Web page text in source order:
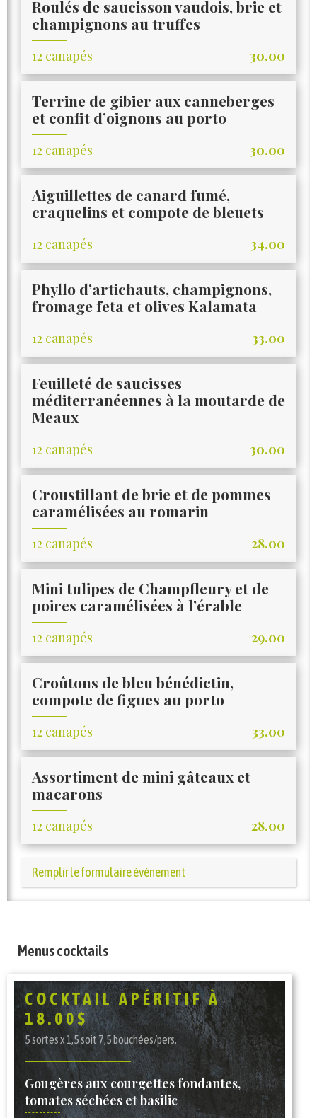
Roulés de saucisson vaudois, brie et
champignons au truffes
12 canapés 30.00
Terrine de gibier aux canneberges
et confit d’oignons au porto
12 canapés 30.00
Aiguillettes de canard fumé,
craquelins et compote de bleuets
12 canapés 34.00
Phyllo d’artichauts, champignons,
fromage feta et olives Kalamata
12 canapés 33.00
Feuilleté de saucisses
méditerranéennes à la moutarde de
Meaux
12 canapés 30.00
Croustillant de brie et de pommes
caramélisées au romarin
12 canapés 28.00
Mini tulipes de Champfleury et de
poires caramélisées à l’érable
12 canapés 29.00
Croûtons de bleu bénédictin,
compote de figues au porto
12 canapés 33.00
Assortiment de mini gâteaux et
macarons
12 canapés 28.00
Remplir le formulaire évènement
Menus cocktails
COCKTAIL APÉRITIF À
18.00$
5 sortes x 1,5 soit 7,5 bouchées/pers.
Gougères aux courgettes fondantes,
tomates séchées et basilic